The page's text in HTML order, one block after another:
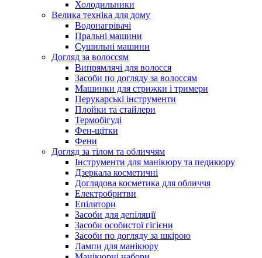
Холодильники
Велика техніка для дому
Водонагрівачі
Пральні машини
Сушильні машини
Догляд за волоссям
Випрямлячі для волосся
Засоби по догляду за волоссям
Машинки для стрижки і тримери
Перукарські інструменти
Плойки та стайлери
Термобігуді
Фен-щітки
Фени
Догляд за тілом та обличчям
Інструменти для манікюру та педикюру
Дзеркала косметичні
Доглядова косметика для обличчя
Електробритви
Епілятори
Засоби для депіляції
Засоби особистої гігієни
Засоби по догляду за шкірою
Лампи для манікюру